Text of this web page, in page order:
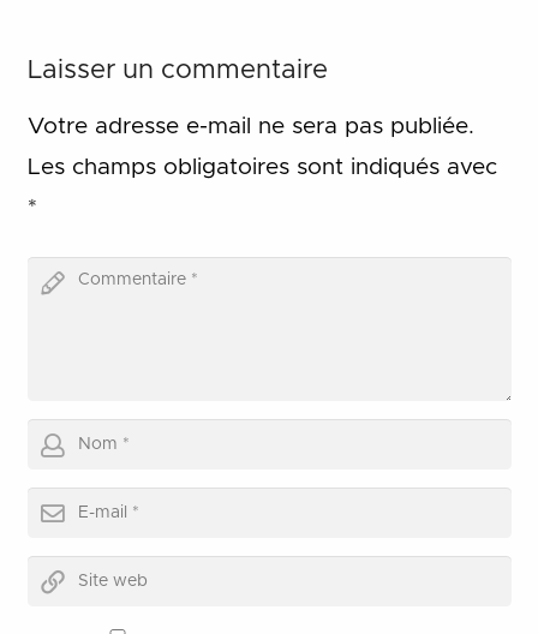
Laisser un commentaire
Votre adresse e-mail ne sera pas publiée.
Les champs obligatoires sont indiqués avec
*